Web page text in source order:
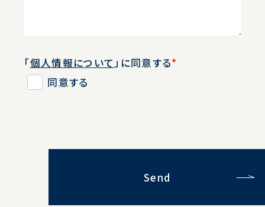
「個人情報について 」に同意する*
同意する
Send